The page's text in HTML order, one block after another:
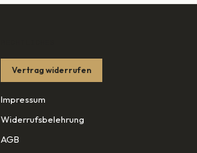
Vertrag widerrufen
Impressum
Widerrufsbelehrung
AGB